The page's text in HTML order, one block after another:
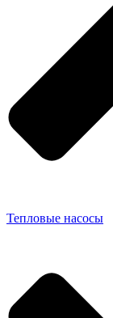
Тепловые насосы